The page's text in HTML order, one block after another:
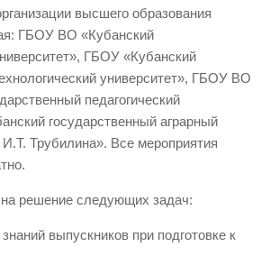
высшего образования
ГБОУ ВО «Кубанский
ГБОУ «Кубанский
университет», ГБОУ ВО
педагогический
государственный аграрный
Трубилина». Все мероприятия
решение следующих задач:
выпускников при подготовке к